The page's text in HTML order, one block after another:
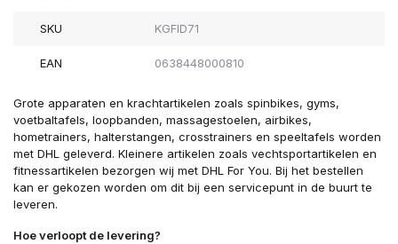
SKU KGFID71
EAN 0638448000810
Grote apparaten en krachtartikelen zoals spinbikes, gyms,
voetbaltafels, loopbanden, massagestoelen, airbikes,
hometrainers, halterstangen, crosstrainers en speeltafels worden
met DHL geleverd. Kleinere artikelen zoals vechtsportartikelen en
fitnessartikelen bezorgen wij met DHL For You. Bij het bestellen
kan er gekozen worden om dit bij een servicepunt in de buurt te
leveren.
Hoe verloopt de levering?